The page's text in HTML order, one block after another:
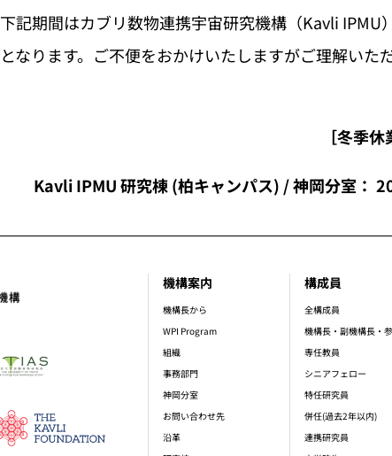
下記期間はカブリ数物連携宇宙研究機構（Kavli
となります。ご不便をおかけいたしますがご理解いた
［冬季
Kavli IPMU 研究棟 (柏キャンパス) / 神岡分室：
footer_main_menu
機構案内
機構長から
WPI Program
組織
事務部門
神岡分室
お問い合わせ先
沿革
構成員
全構成員
機構長・副機構長・
専任教員
シニアフェロー
特任研究員
併任(過去2年以内)
連携研究員